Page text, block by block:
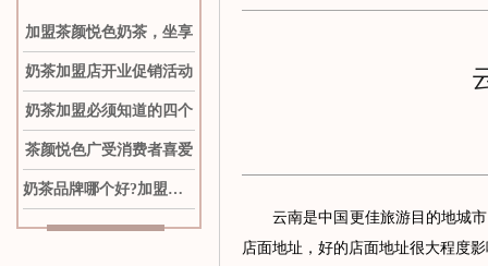
加盟茶颜悦色奶茶，坐享
奶茶加盟店开业促销活动
奶茶加盟必须知道的四个
茶颜悦色广受消费者喜爱
奶茶品牌哪个好?加盟茶颜
云南是中国更佳旅游目的地城市
店面地址，好的店面地址很大程度